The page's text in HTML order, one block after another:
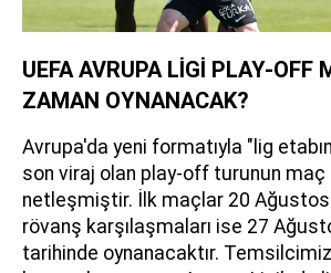
UEFA AVRUPA LİGİ PLAY-OFF
ZAMAN OYNANACAK?
Avrupa'da yeni formatıyla "lig
son viraj olan play-off turunun
netleşmiştir. İlk maçlar 20
rövanş karşılaşmaları ise 27
tarihinde oynanacaktır.